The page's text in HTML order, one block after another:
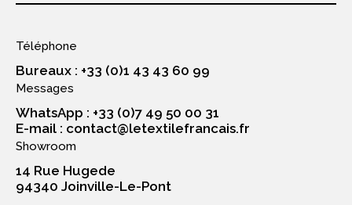
Téléphone
Bureaux : +33 (0)1 43 43 60 99
Messages
WhatsApp : +33 (0)7 49 50 00 31
E-mail : contact@letextilefrancais.fr
Showroom
14 Rue Hugede
94340 Joinville-Le-Pont